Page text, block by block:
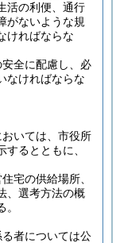
活の利便、通行
がないような規
ければならな
全に配慮し、必
なければならな
いては、市役所
るとともに、
宅の供給場所、
、選考方法の概
者については公